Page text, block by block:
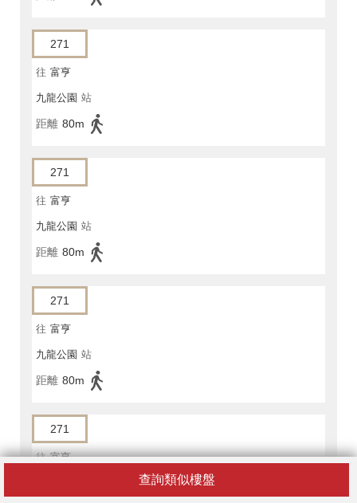
查詢類似樓盤
271
往 富亨
九龍公園 站
距離 80m
271
往 富亨
九龍公園 站
距離 80m
271
往 富亨
九龍公園 站
距離 80m
271
往 富亨